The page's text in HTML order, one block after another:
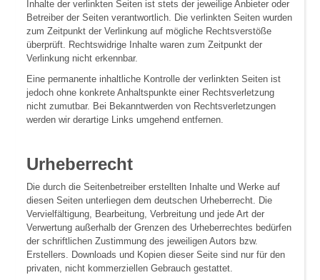
Inhalte der verlinkten Seiten ist stets der jeweilige Anbieter oder
Betreiber der Seiten verantwortlich. Die verlinkten Seiten wurden
zum Zeitpunkt der Verlinkung auf mögliche Rechtsverstöße
überprüft. Rechtswidrige Inhalte waren zum Zeitpunkt der
Verlinkung nicht erkennbar.
Eine permanente inhaltliche Kontrolle der verlinkten Seiten ist
jedoch ohne konkrete Anhaltspunkte einer Rechtsverletzung
nicht zumutbar. Bei Bekanntwerden von Rechtsverletzungen
werden wir derartige Links umgehend entfernen.
Urheberrecht
Die durch die Seitenbetreiber erstellten Inhalte und Werke auf
diesen Seiten unterliegen dem deutschen Urheberrecht. Die
Vervielfältigung, Bearbeitung, Verbreitung und jede Art der
Verwertung außerhalb der Grenzen des Urheberrechtes bedürfen
der schriftlichen Zustimmung des jeweiligen Autors bzw.
Erstellers. Downloads und Kopien dieser Seite sind nur für den
privaten, nicht kommerziellen Gebrauch gestattet.